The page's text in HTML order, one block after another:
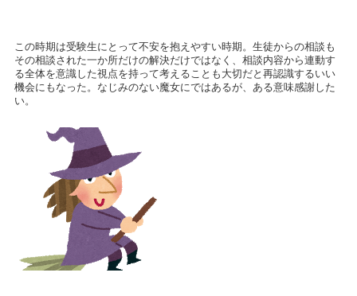
この時期は受験生にとって不安を抱えやすい時期。生徒からの相談も
その相談された一か所だけの解決だけではなく、相談内容から連動す
る全体を意識した視点を持って考えることも大切だと再認識するいい
機会にもなった。なじみのない魔女にではあるが、ある意味感謝した
い。